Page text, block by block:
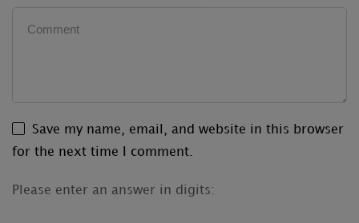
Save my name, email, and website in this browser
for the next time I comment.
Please enter an answer in digits: